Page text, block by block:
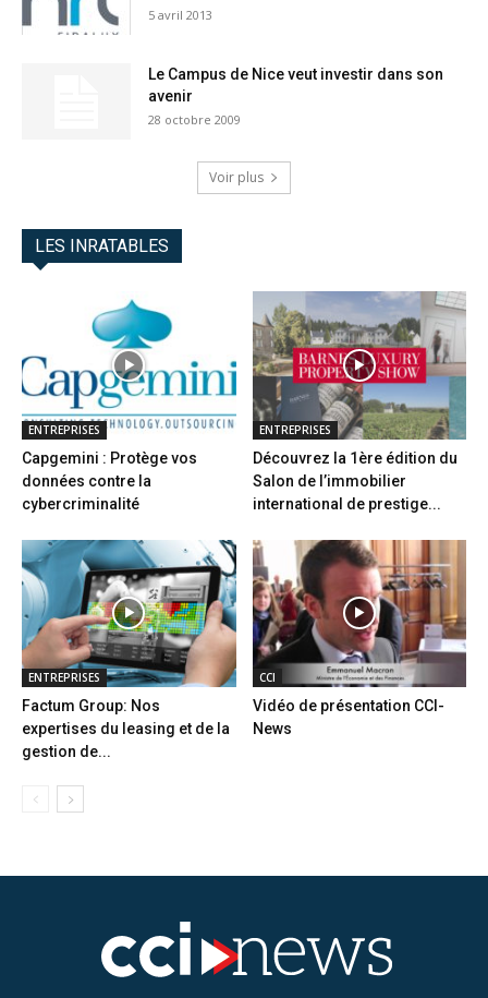
5 avril 2013
Le Campus de Nice veut investir dans son
avenir
28 octobre 2009
Voir plus
LES INRATABLES
ENTREPRISES
Capgemini : Protège vos
données contre la
cybercriminalité
ENTREPRISES
Découvrez la 1ère édition du
Salon de l’immobilier
international de prestige...
ENTREPRISES
Factum Group: Nos
expertises du leasing et de la
gestion de...
CCI
Vidéo de présentation CCI-
News